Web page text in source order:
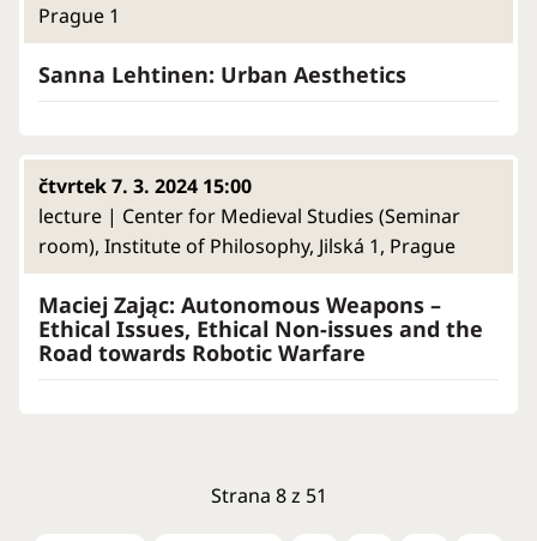
Prague 1
Sanna Lehtinen: Urban Aesthetics
čtvrtek 7. 3. 2024 15:00
lecture | Center for Medieval Studies (Seminar
room), Institute of Philosophy, Jilská 1, Prague
Maciej Zając: Autonomous Weapons –
Ethical Issues, Ethical Non-issues and the
Road towards Robotic Warfare
Strana 8 z 51